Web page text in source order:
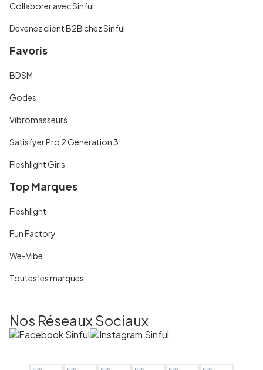
Collaborer avec Sinful
Devenez client B2B chez Sinful
Favoris
BDSM
Godes
Vibromasseurs
Satisfyer Pro 2 Generation 3
Fleshlight Girls
Top Marques
Fleshlight
Fun Factory
We-Vibe
Toutes les marques
Nos Réseaux Sociaux